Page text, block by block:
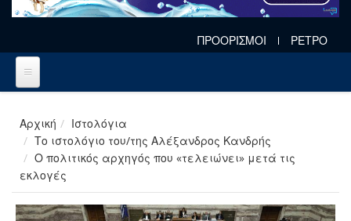
ΠΡΟΟΡΙΣΜΟΙ ΡΕΤΡΟ
Αρχική
Ιστολόγια
Το ιστολόγιο του/της Αλέξανδρος Κανδρής
Ο πολιτικός αρχηγός που «τελειώνει» μετά τις
εκλογές